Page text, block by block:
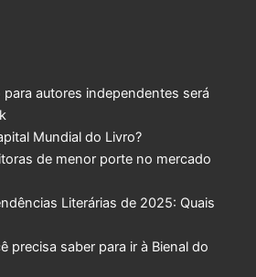
autores independentes será
Mundial do Livro?
de menor porte no mercado
Literárias de 2025: Quais
precisa saber para ir à Bienal do